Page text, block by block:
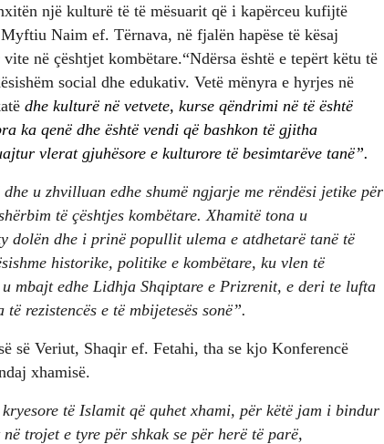
një kulturë të të mësuarit që i kapërceu kufijtë
Naim ef. Tërnava, në fjalën hapëse të kësaj
në çështjet kombëtare.“Ndërsa është e tepërt këtu të
social dhe edukativ. Vetë mënyra e hyrjes në
dhe kulturë në vetvete, kurse qëndrimi në të është
ka qenë dhe është vendi që bashkon të gjitha
vlerat gjuhësore e kulturore të besimtarëve tanë”.
u zhvilluan edhe shumë ngjarje me rëndësi jetike për
të çështjes kombëtare. Xhamitë tona u
dolën dhe i prinë popullit ulema e atdhetarë tanë të
historike, politike e kombëtare, ku vlen të
mbajt edhe Lidhja Shqiptare e Prizrenit, e deri te lufta
rezistencës e të mbijetesës sonë”.
së Veriut, Shaqir ef. Fetahi, tha se kjo Konferencë
xhamisë.
të Islamit që quhet xhami, për këtë jam i bindur
trojet e tyre për shkak se për herë të parë,